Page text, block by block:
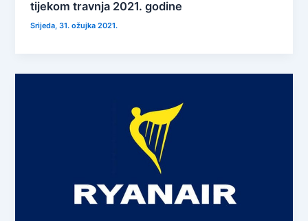
tijekom travnja 2021. godine
Srijeda, 31. ožujka 2021.